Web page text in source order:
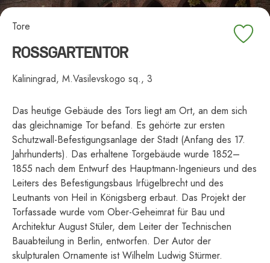
Tore
ROSSGARTENTOR
Kaliningrad, M.Vasilevskogo sq., 3
Das heutige Gebäude des Tors liegt am Ort, an dem sich
das gleichnamige Tor befand. Es gehörte zur ersten
Schutzwall-Befestigungsanlage der Stadt (Anfang des 17.
Jahrhunderts). Das erhaltene Torgebäude wurde 1852–
1855 nach dem Entwurf des Hauptmann-Ingenieurs und des
Leiters des Befestigungsbaus Irfügelbrecht und des
Leutnants von Heil in Königsberg erbaut. Das Projekt der
Torfassade wurde vom Ober-Geheimrat für Bau und
Architektur August Stüler, dem Leiter der Technischen
Bauabteilung in Berlin, entworfen. Der Autor der
skulpturalen Ornamente ist Wilhelm Ludwig Stürmer.